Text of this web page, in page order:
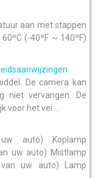
aan met stappen
(-40ºF ~ 140ºF)
De camera kan
niet vervangen. De
het vei ...
auto) Koplamp
uw auto) Mistlamp
van uw auto) Lamp